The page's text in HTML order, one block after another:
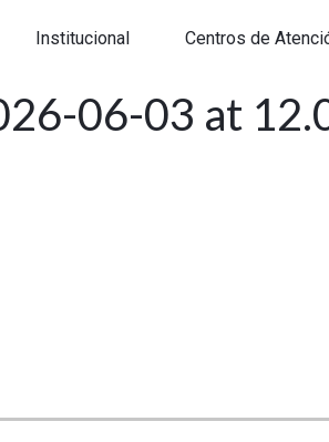
Institucional Centros de
06-03 at